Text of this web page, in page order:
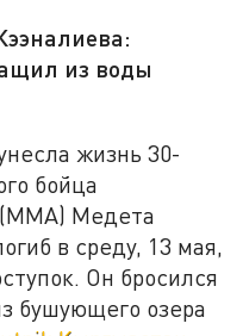
из воды
жизнь 30-
бойца
(ММА) Медета
в среду, 13 мая,
Он бросился
бушующего озера